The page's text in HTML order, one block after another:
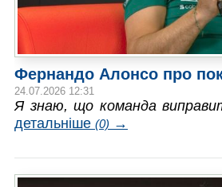
Фернандо Алонсо про
24.07.2026 12:31
Я знаю, що команда
детальніше (0) →